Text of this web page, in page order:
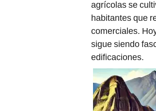
agrícolas se
habitantes que
comerciales.
sigue siendo
edificaciones.